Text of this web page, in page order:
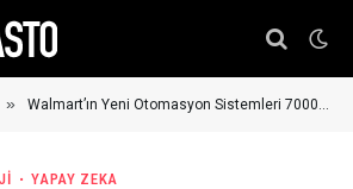
» Walmart’ın Yeni Otomasyon Sistemleri 7000 Çalışanı İşinden Edecek
YAPAY ZEKA